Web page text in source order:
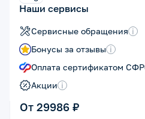
Наши сервисы
Сервисные обращения i
Бонусы за отзывы i
Оплата сертификатом СФР
Акции i
От 29986 ₽